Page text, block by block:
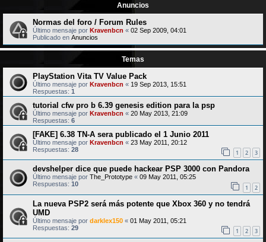
Anuncios
Normas del foro / Forum Rules
Último mensaje por Kravenbcn « 02 Sep 2009, 04:01
Publicado en Anuncios
Temas
PlayStation Vita TV Value Pack
Último mensaje por Kravenbcn « 19 Sep 2013, 15:51
Respuestas: 1
tutorial cfw pro b 6.39 genesis edition para la psp
Último mensaje por Kravenbcn « 20 May 2013, 21:09
Respuestas: 6
[FAKE] 6.38 TN-A sera publicado el 1 Junio 2011
Último mensaje por Kravenbcn « 23 May 2011, 20:12
Respuestas: 28 1 2 3
devshelper dice que puede hackear PSP 3000 con Pandora
Último mensaje por The_Prototype « 09 May 2011, 05:25
Respuestas: 10 1 2
La nueva PSP2 será más potente que Xbox 360 y no tendrá
UMD
Último mensaje por darklex150 « 01 May 2011, 05:21
Respuestas: 29 1 2 3